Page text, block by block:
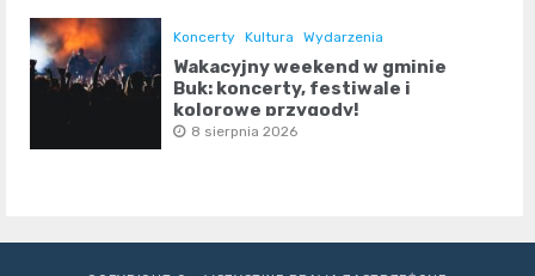
Koncerty Kultura Wydarzenia
Wakacyjny weekend w gminie
Buk: koncerty, festiwale i
kolorowe przygody!
8 sierpnia 2026